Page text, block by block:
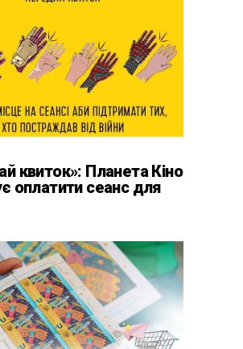
квиток»: Планета Кіно
оплатити сеанс для